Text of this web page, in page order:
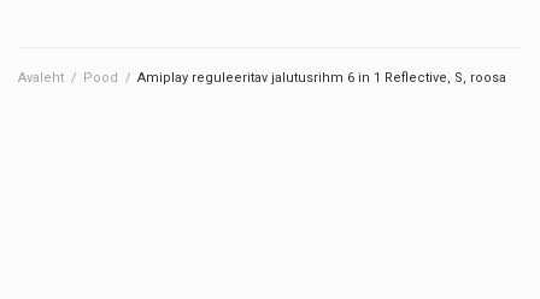
Avaleht / Pood / Amiplay reguleeritav jalutusrihm 6 in 1 Reflective, S, roosa